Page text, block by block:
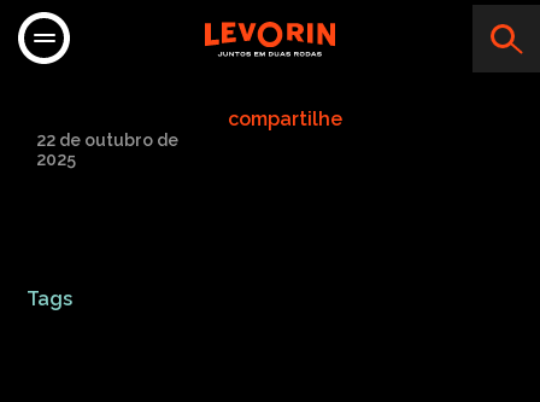
ANTONIO CARLOS
22 de outubro de
2025
compartilhe
Tags